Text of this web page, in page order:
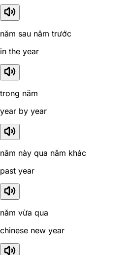
năm sau năm trước
in the year
trong năm
year by year
năm này qua năm khác
past year
năm vừa qua
chinese new year